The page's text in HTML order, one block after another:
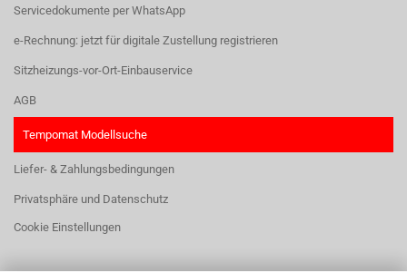
Servicedokumente per WhatsApp
e-Rechnung: jetzt für digitale Zustellung registrieren
Sitzheizungs-vor-Ort-Einbauservice
AGB
Tempomat Modellsuche
Liefer- & Zahlungsbedingungen
Privatsphäre und Datenschutz
Cookie Einstellungen